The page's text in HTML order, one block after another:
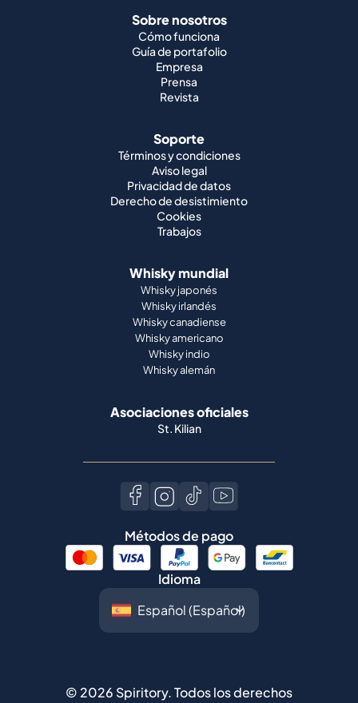
Sobre nosotros
Cómo funciona
Guía de portafolio
Empresa
Prensa
Revista
Soporte
Términos y condiciones
Aviso legal
Privacidad de datos
Derecho de desistimiento
Cookies
Trabajos
Whisky mundial
Whisky japonés
Whisky irlandés
Whisky canadiense
Whisky americano
Whisky indio
Whisky alemán
Asociaciones oficiales
St. Kilian
Métodos de pago
Idioma
© 2026 Spiritory.Todos los derechos